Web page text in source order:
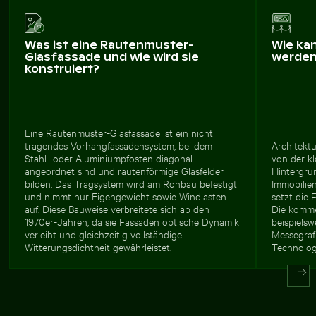
Was ist eine Rautenmuster-
Glasfassade und wie wird sie
konstruiert?
Eine Rautenmuster-Glasfassade ist ein nicht
tragendes Vorhangfassadensystem, bei dem
Stahl- oder Aluminiumpfosten diagonal
angeordnet sind und rautenförmige Glasfelder
bilden. Das Tragsystem wird am Rohbau befestigt
und nimmt nur Eigengewicht sowie Windlasten
auf. Diese Bauweise verbreitete sich ab den
1970er-Jahren, da sie Fassaden optische Dynamik
verleiht und gleichzeitig vollständige
Witterungsdichtheit gewährleistet.
Wie
von der
setzt die
Die